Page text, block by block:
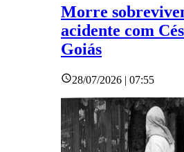
Morre
acidente com
Goiás
28/07/2026 | 07:55